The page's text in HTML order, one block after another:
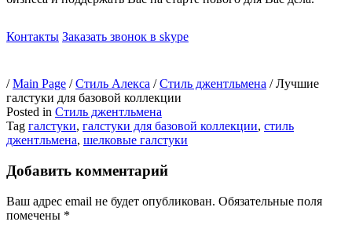
Контакты Заказать звонок в skype
/Main Page /Стиль Алекса /Стиль джентльмена /Лучшие
галстуки для базовой коллекции
Posted in Стиль джентльмена
Tag галстуки, галстуки для базовой коллекции, стиль
джентльмена, шелковые галстуки
Добавить комментарий
Ваш адрес email не будет опубликован. Обязательные поля
помечены *